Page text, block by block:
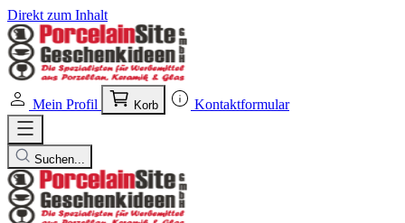
Direkt zum Inhalt
Mein Profil Korb Kontaktformular
Suchen...